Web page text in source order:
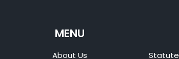
MENU
About Us Statute